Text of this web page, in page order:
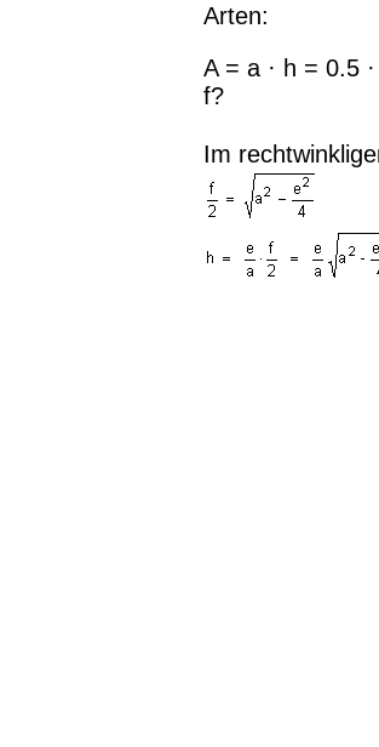
Arten:
A = a · h = 0.5
f?
Im